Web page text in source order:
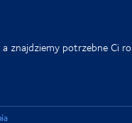
znajdziemy potrzebne Ci